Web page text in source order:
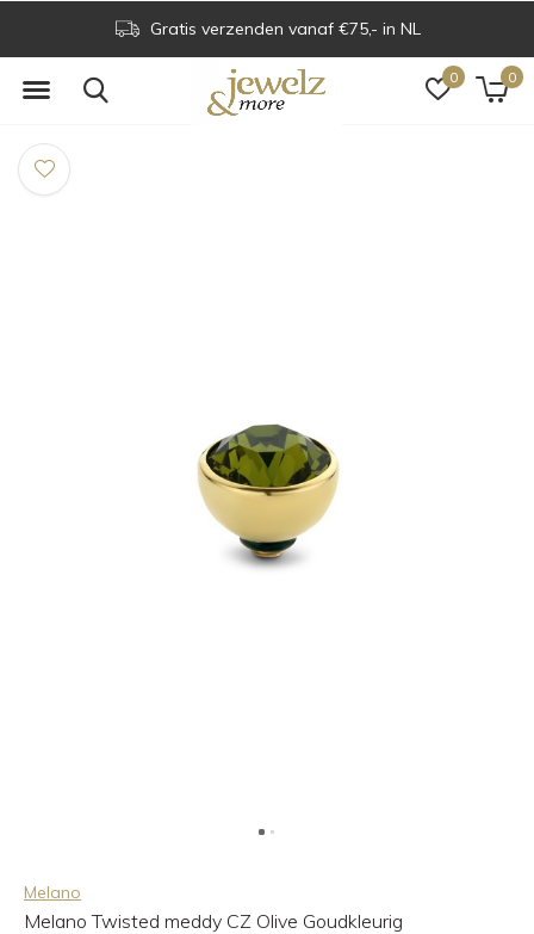
0 0
Gratis verzenden vanaf €75,- in NL
Melano
Melano Twisted meddy CZ Olive Goudkleurig